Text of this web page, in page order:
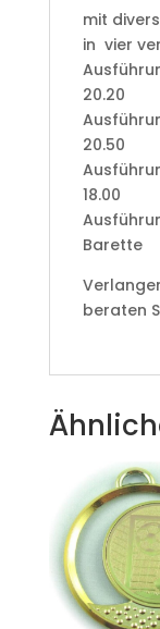
mit
in vier
20.20
20.50
18.00
Barette
beraten